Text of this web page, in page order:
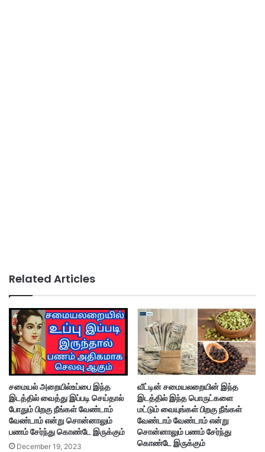
Related Articles
சமையல் அறையில்உப்பை இந்த
இடத்தில் வைத்து இப்படி செய்தால்
போதும் பிறகு நீங்கள் வேண்டாம்
வேண்டாம் என்று சொன்னாலும்
பணம் சேர்ந்து கொண்டே இருக்கும்
December 19, 2023
வீட்டின் சமையலறையின் இந்த
இடத்தில் இந்த பொருட்களை
மட்டும் வையுங்கள் பிறகு நீங்கள்
வேண்டாம் வேண்டாம் என்று
சொன்னாலும் பணம் சேர்ந்து
கொண்டே இருக்கும்